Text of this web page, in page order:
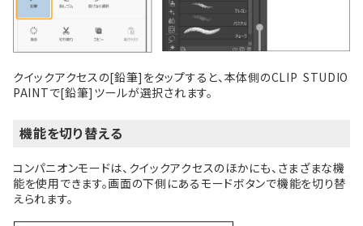
クイックアクセスの[鉛筆]をタップすると、本体側のCLIP STUDIO
PAINTで[鉛筆]ツールが選択されます。
機能を切り替える
コンパニオンモードは、クイックアクセスのほかにも、さまざまな機
能を使用できます。画面の下側にあるモードボタンで機能を切り替
えられます。